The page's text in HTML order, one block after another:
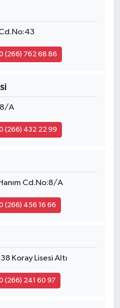
(266) 762 68 86
A
(266) 432 22 99
Cd.No:8/A
(266) 456 16 66
Koray Lisesi Altı
(266) 241 60 97